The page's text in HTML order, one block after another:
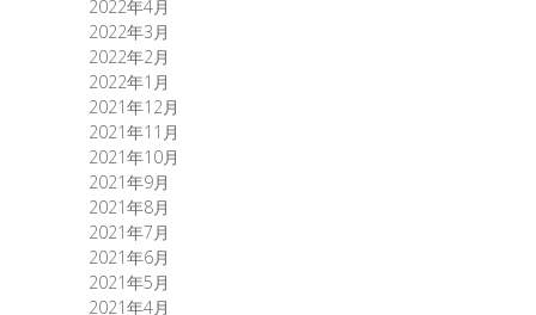
2022年4月
2022年3月
2022年2月
2022年1月
2021年12月
2021年11月
2021年10月
2021年9月
2021年8月
2021年7月
2021年6月
2021年5月
2021年4月